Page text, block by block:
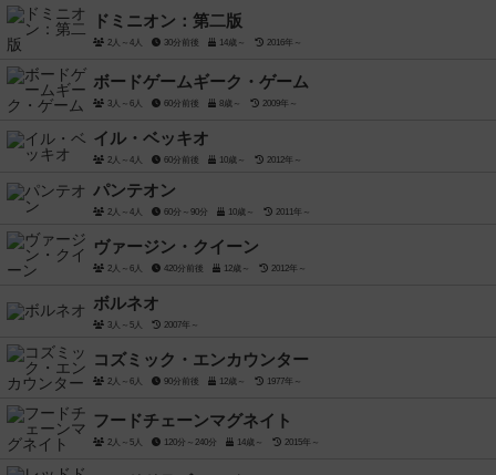
ドミニオン：第二版
2人～4人 30分前後 14歳～ 2016年～
ボードゲームギーク・ゲーム
3人～6人 60分前後 8歳～ 2009年～
イル・ベッキオ
2人～4人 60分前後 10歳～ 2012年～
パンテオン
2人～4人 60分～90分 10歳～ 2011年～
ヴァージン・クイーン
2人～6人 420分前後 12歳～ 2012年～
ボルネオ
3人～5人 2007年～
コズミック・エンカウンター
2人～6人 90分前後 12歳～ 1977年～
フードチェーンマグネイト
2人～5人 120分～240分 14歳～ 2015年～